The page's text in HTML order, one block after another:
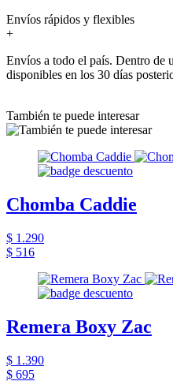
Envíos rápidos y flexibles
+
Envíos a todo el país. Dentro de
disponibles en los 30 días
También te puede interesar
Chomba Caddie
$ 1.290
$ 516
Remera Boxy Zac
$ 1.390
$ 695